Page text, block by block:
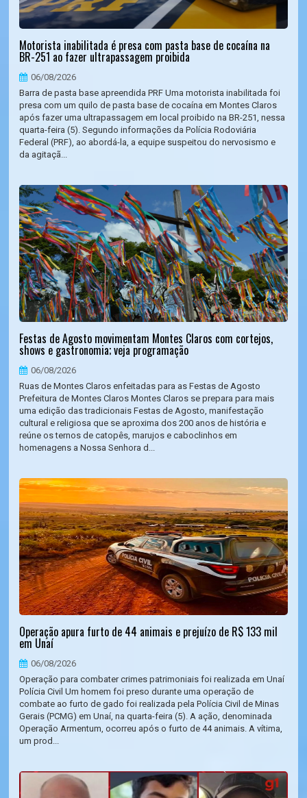
Motorista inabilitada é presa com pasta base de cocaína na
BR-251 ao fazer ultrapassagem proibida
06/08/2026
Barra de pasta base apreendida PRF Uma motorista inabilitada foi
presa com um quilo de pasta base de cocaína em Montes Claros
após fazer uma ultrapassagem em local proibido na BR-251, nessa
quarta-feira (5). Segundo informações da Polícia Rodoviária
Federal (PRF), ao abordá-la, a equipe suspeitou do nervosismo e
da agitaçã...
Festas de Agosto movimentam Montes Claros com cortejos,
shows e gastronomia; veja programação
06/08/2026
Ruas de Montes Claros enfeitadas para as Festas de Agosto
Prefeitura de Montes Claros Montes Claros se prepara para mais
uma edição das tradicionais Festas de Agosto, manifestação
cultural e religiosa que se aproxima dos 200 anos de história e
reúne os ternos de catopês, marujos e caboclinhos em
homenagens a Nossa Senhora d...
Operação apura furto de 44 animais e prejuízo de R$ 133 mil
em Unaí
06/08/2026
Operação para combater crimes patrimoniais foi realizada em Unaí
Polícia Civil Um homem foi preso durante uma operação de
combate ao furto de gado foi realizada pela Polícia Civil de Minas
Gerais (PCMG) em Unaí, na quarta-feira (5). A ação, denominada
Operação Armentum, ocorreu após o furto de 44 animais. A vítima,
um prod...